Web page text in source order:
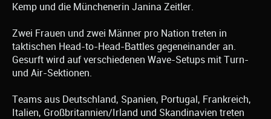
Kemp und die Münchenerin Janina Zeitler.
Zwei Frauen und zwei Männer pro Nation treten in
taktischen Head-to-Head-Battles gegeneinander an.
Gesurft wird auf verschiedenen Wave-Setups mit Turn-
und Air-Sektionen.
Teams aus Deutschland, Spanien, Portugal, Frankreich,
Italien, Großbritannien/Irland und Skandinavien treten